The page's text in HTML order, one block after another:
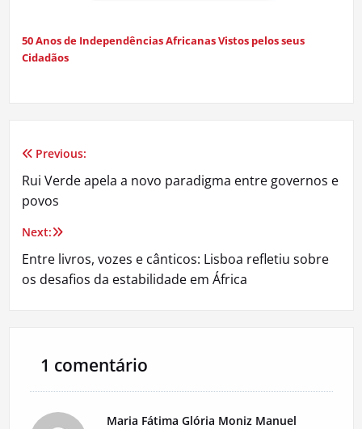
50 Anos de Independências Africanas Vistos pelos seus
Cidadãos
Navegação
de
artigos
Previous:
Rui Verde apela a novo paradigma entre governos e
povos
Next:
Entre livros, vozes e cânticos: Lisboa refletiu sobre
os desafios da estabilidade em África
1 comentário
Maria Fátima Glória Moniz Manuel